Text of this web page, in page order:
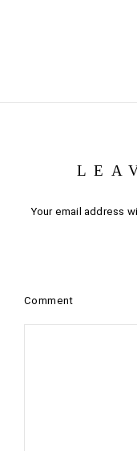
Your email address
Comment